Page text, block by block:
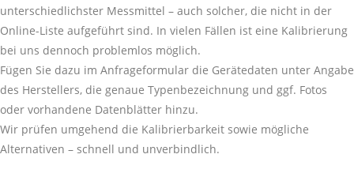
unterschiedlichster Messmittel – auch solcher, die nicht in der
Online-Liste aufgeführt sind. In vielen Fällen ist eine Kalibrierung
bei uns dennoch problemlos möglich.
Fügen Sie dazu im Anfrageformular die Gerätedaten unter Angabe
des Herstellers, die genaue Typenbezeichnung und ggf. Fotos
oder vorhandene Datenblätter hinzu.
Wir prüfen umgehend die Kalibrierbarkeit sowie mögliche
Alternativen – schnell und unverbindlich.